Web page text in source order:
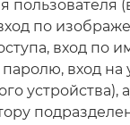
пользователя
по
вход по
паролю, вход
устройства),